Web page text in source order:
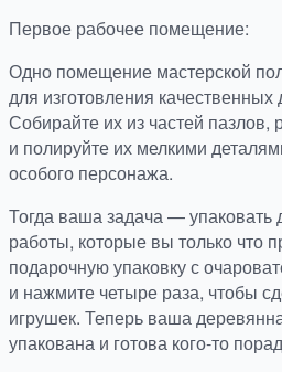
Первое рабочее помещение:
Одно помещение мастерской
для изготовления
Собирайте их из частей пазлов,
и полируйте их мелкими
особого персонажа.
Тогда ваша задача — упаковать
работы, которые вы только что
подарочную упаковку с
и нажмите четыре раза, чтобы
игрушек. Теперь ваша
упакована и готова кого-то